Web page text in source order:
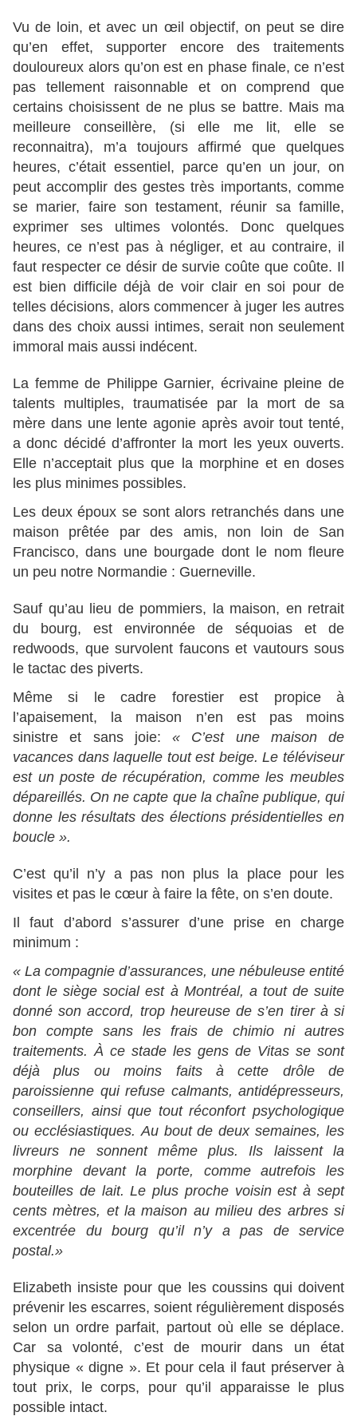
Vu de loin, et avec un œil objectif, on peut se dire
qu’en effet, supporter encore des traitements
douloureux alors qu’on est en phase finale, ce n’est
pas tellement raisonnable et on comprend que
certains choisissent de ne plus se battre. Mais ma
meilleure conseillère, (si elle me lit, elle se
reconnaitra), m’a toujours affirmé que quelques
heures, c’était essentiel, parce qu’en un jour, on
peut accomplir des gestes très importants, comme
se marier, faire son testament, réunir sa famille,
exprimer ses ultimes volontés. Donc quelques
heures, ce n’est pas à négliger, et au contraire, il
faut respecter ce désir de survie coûte que coûte. Il
est bien difficile déjà de voir clair en soi pour de
telles décisions, alors commencer à juger les autres
dans des choix aussi intimes, serait non seulement
immoral mais aussi indécent.
La femme de Philippe Garnier, écrivaine pleine de
talents multiples, traumatisée par la mort de sa
mère dans une lente agonie après avoir tout tenté,
a donc décidé d’affronter la mort les yeux ouverts.
Elle n’acceptait plus que la morphine et en doses
les plus minimes possibles.
Les deux époux se sont alors retranchés dans une
maison prêtée par des amis, non loin de San
Francisco, dans une bourgade dont le nom fleure
un peu notre Normandie : Guerneville.
Sauf qu’au lieu de pommiers, la maison, en retrait
du bourg, est environnée de séquoias et de
redwoods, que survolent faucons et vautours sous
le tactac des piverts.
Même si le cadre forestier est propice à
l’apaisement, la maison n’en est pas moins
sinistre et sans joie: « C’est une maison de
vacances dans laquelle tout est beige. Le téléviseur
est un poste de récupération, comme les meubles
dépareillés. On ne capte que la chaîne publique, qui
donne les résultats des élections présidentielles en
boucle ».
C’est qu’il n’y a pas non plus la place pour les
visites et pas le cœur à faire la fête, on s’en doute.
Il faut d’abord s’assurer d’une prise en charge
minimum :
« La compagnie d’assurances, une nébuleuse entité
dont le siège social est à Montréal, a tout de suite
donné son accord, trop heureuse de s’en tirer à si
bon compte sans les frais de chimio ni autres
traitements.À ce stade les gens de Vitas se sont
déjà plus ou moins faits à cette drôle de
paroissienne qui refuse calmants, antidépresseurs,
conseillers, ainsi que tout réconfort psychologique
ou ecclésiastiques. Au bout de deux semaines, les
livreurs ne sonnent même plus. Ils laissent la
morphine devant la porte, comme autrefois les
bouteilles de lait. Le plus proche voisin est à sept
cents mètres, et la maison au milieu des arbres si
excentrée du bourg qu’il n’y a pas de service
postal.»
Elizabeth insiste pour que les coussins qui doivent
prévenir les escarres, soient régulièrement disposés
selon un ordre parfait, partout où elle se déplace.
Car sa volonté, c’est de mourir dans un état
physique « digne ». Et pour cela il faut préserver à
tout prix, le corps, pour qu’il apparaisse le plus
possible intact.